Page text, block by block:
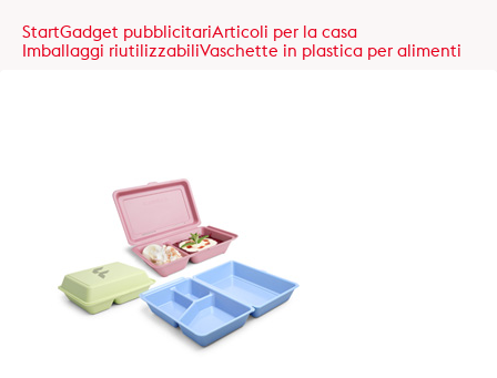
StartGadget pubblicitariArticoli per la casa
Imballaggi riutilizzabiliVaschette in plastica per alimenti